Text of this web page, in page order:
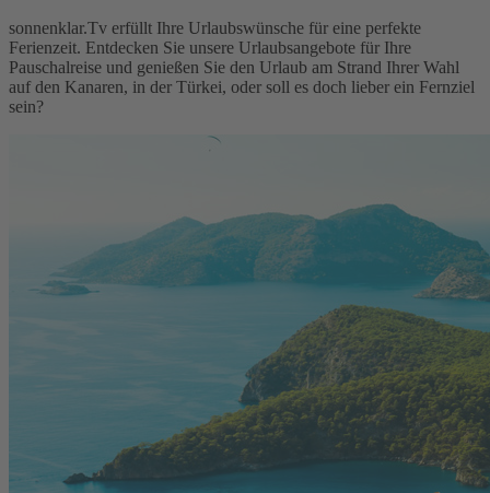
sonnenklar.Tv erfüllt Ihre Urlaubswünsche für eine perfekte
Ferienzeit. Entdecken Sie unsere Urlaubsangebote für Ihre
Pauschalreise und genießen Sie den Urlaub am Strand Ihrer Wahl
auf den Kanaren, in der Türkei, oder soll es doch lieber ein Fernziel
sein?